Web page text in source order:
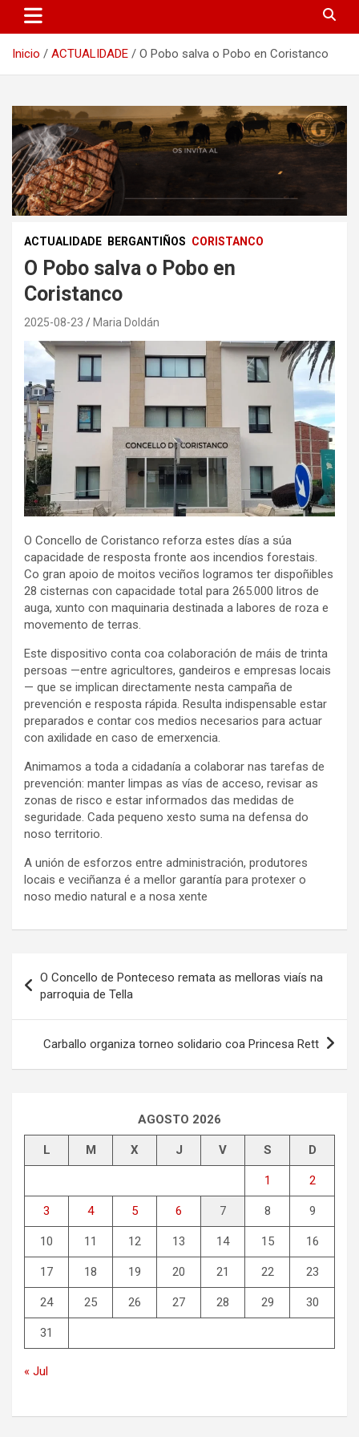
Inicio ACTUALIDADE O Pobo salva o Pobo en Coristanco
ACTUALIDADE BERGANTIÑOS CORISTANCO
O Pobo salva o Pobo en
Coristanco
2025-08-23 Maria Doldán
O Concello de Coristanco reforza estes días a súa
capacidade de resposta fronte aos incendios forestais.
Co gran apoio de moitos veciños logramos ter dispoñibles
28 cisternas con capacidade total para 265.000 litros de
auga, xunto con maquinaria destinada a labores de roza e
movemento de terras.
Este dispositivo conta coa colaboración de máis de trinta
persoas —entre agricultores, gandeiros e empresas locais
— que se implican directamente nesta campaña de
prevención e resposta rápida. Resulta indispensable estar
preparados e contar cos medios necesarios para actuar
con axilidade en caso de emerxencia.
Animamos a toda a cidadanía a colaborar nas tarefas de
prevención: manter limpas as vías de acceso, revisar as
zonas de risco e estar informados das medidas de
seguridade. Cada pequeno xesto suma na defensa do
noso territorio.
A unión de esforzos entre administración, produtores
locais e veciñanza é a mellor garantía para protexer o
noso medio natural e a nosa xente
de
entradas
O Concello de Ponteceso remata as melloras viaís na
parroquia de Tella
Carballo organiza torneo solidario coa Princesa Rett
AGOSTO 2026
L M X J V S D
1 2
3 4 5 6 7 8 9
10 11 12 13 14 15 16
17 18 19 20 21 22 23
24 25 26 27 28 29 30
31
« Jul